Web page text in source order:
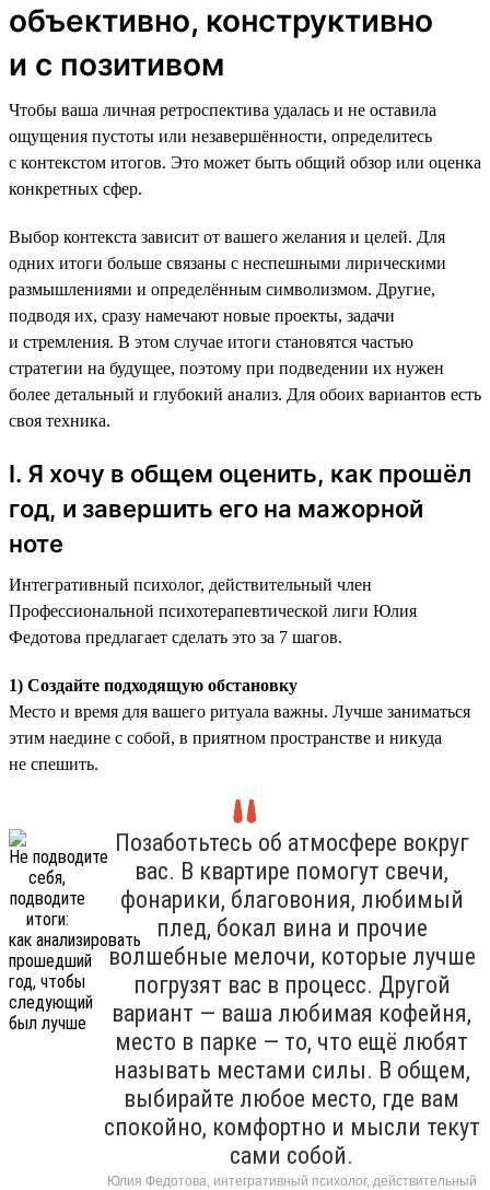
объективно, конструктивно
и с позитивом
Чтобы ваша личная ретроспектива удалась и не оставила
ощущения пустоты или незавершённости, определитесь
с контекстом итогов. Это может быть общий обзор или оценка
конкретных сфер.
Выбор контекста зависит от вашего желания и целей. Для
одних итоги больше связаны с неспешными лирическими
размышлениями и определённым символизмом. Другие,
подводя их, сразу намечают новые проекты, задачи
и стремления. В этом случае итоги становятся частью
стратегии на будущее, поэтому при подведении их нужен
более детальный и глубокий анализ. Для обоих вариантов есть
своя техника.
I. Я хочу в общем оценить, как прошёл
год, и завершить его на мажорной
ноте
Интегративный психолог, действительный член
Профессиональной психотерапевтической лиги Юлия
Федотова предлагает сделать это за 7 шагов.
1) Создайте подходящую обстановку
Место и время для вашего ритуала важны. Лучше заниматься
этим наедине с собой, в приятном пространстве и никуда
не спешить.
Позаботьтесь об атмосфере вокруг
вас. В квартире помогут свечи,
фонарики, благовония, любимый
плед, бокал вина и прочие
волшебные мелочи, которые лучше
погрузят вас в процесс. Другой
вариант — ваша любимая кофейня,
место в парке — то, что ещё любят
называть местами силы. В общем,
выбирайте любое место, где вам
спокойно, комфортно и мысли текут
сами собой.
Юлия Федотова, интегративный психолог, действительный